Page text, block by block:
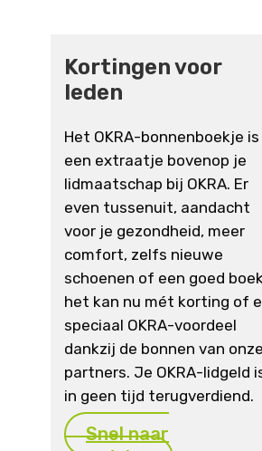
Kortingen voor
leden
Het OKRA-bonnenboekje is
een extraatje bovenop je
lidmaatschap bij OKRA. Er
even tussenuit, aandacht
voor je gezondheid, meer
comfort, zelfs nieuwe
schoenen of een goed
het kan nu mét korting of
speciaal OKRA-voordeel
dankzij de bonnen van onze
partners. Je OKRA-lidgeld
in geen tijd terugverdiend.
Snel naar